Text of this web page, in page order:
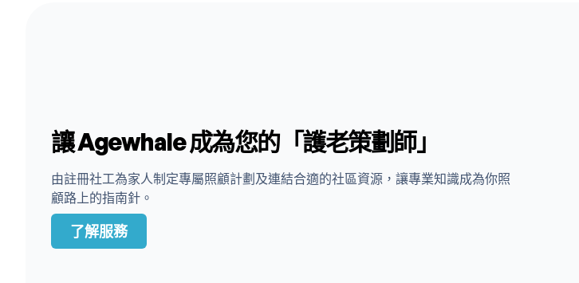
讓 Agewhale 成為您的「護老策劃師」
由註冊社工為家人制定專屬照顧計劃及連結合適的社區資源，讓專業知識成為你照
顧路上的指南針。
了解服務